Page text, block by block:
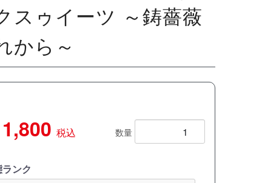
スゥイーツ ～鋳薔薇
から～
1,800 税込
ンク
数量